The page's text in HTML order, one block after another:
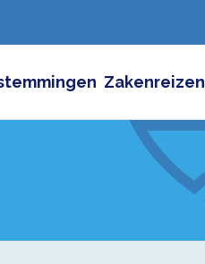
Zakenreizen